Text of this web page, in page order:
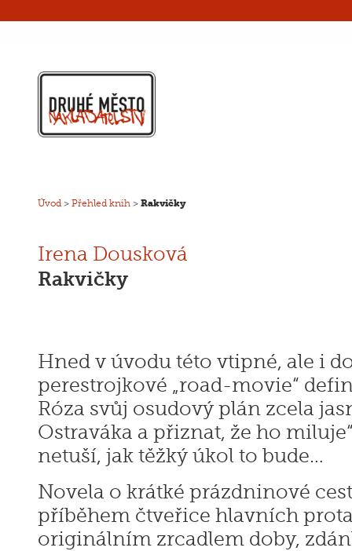
Úvod > Přehled knih > Rakvičky
Irena Dousková
Rakvičky
Hned v úvodu této vtipné, ale i
perestrojkové „road-movie“
Róza svůj osudový plán zcela
Ostraváka a přiznat, že ho
netuší, jak těžký úkol to bude…
Novela o krátké prázdninové
příběhem čtveřice hlavních
originálním zrcadlem doby,